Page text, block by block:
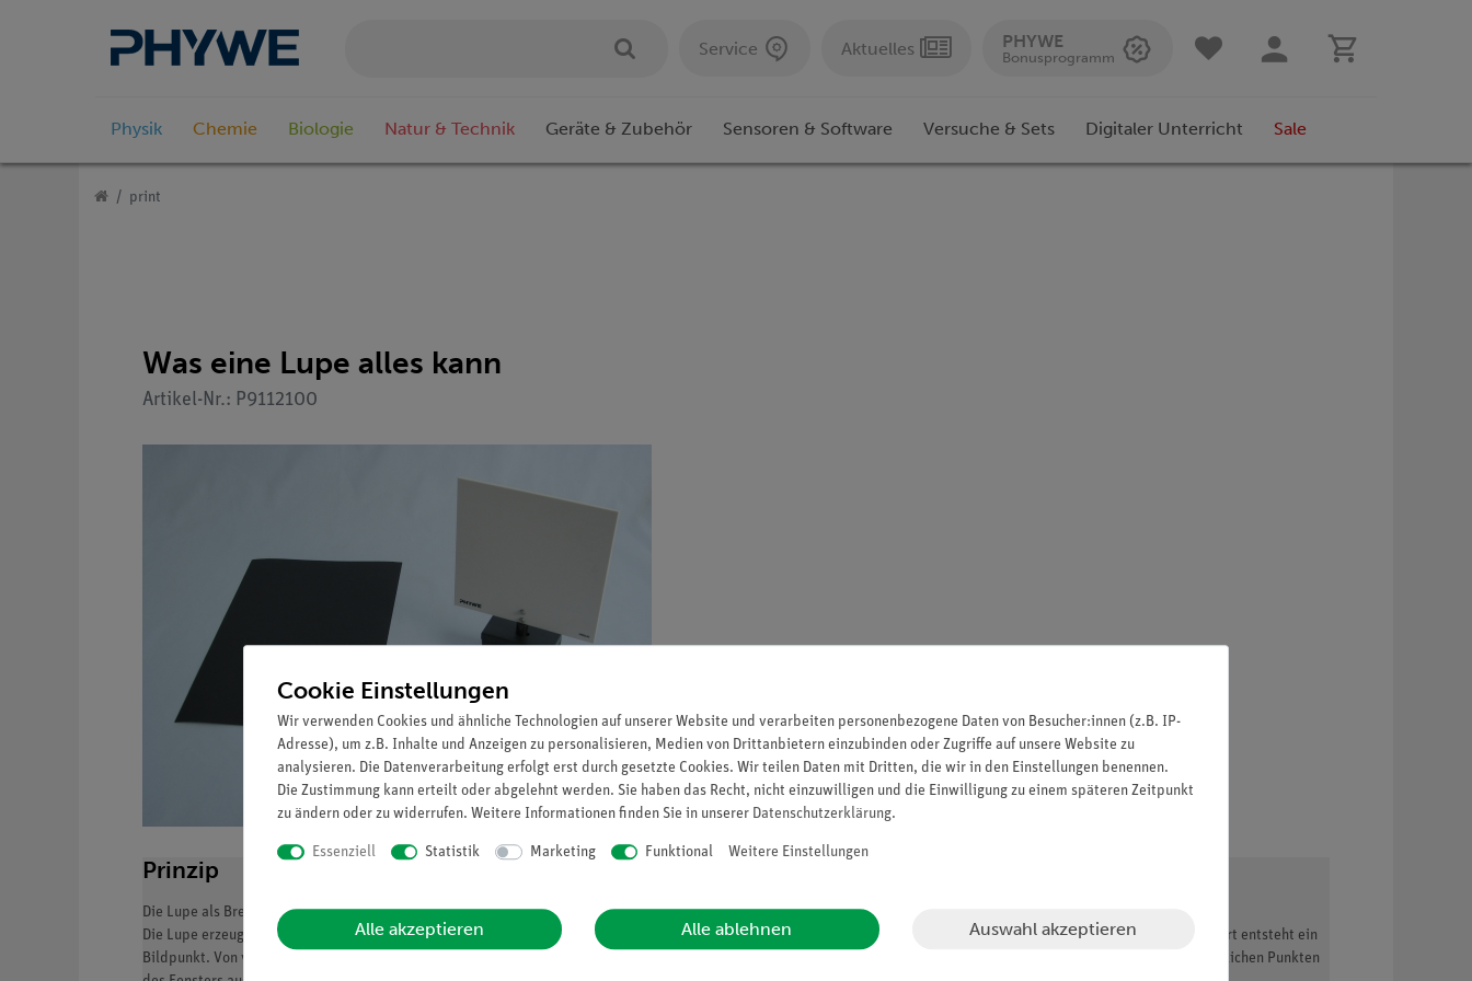
Service Aktuelles PHYWE
Bonusprogramm
Physik Chemie Biologie Natur & Technik Geräte & Zubehör Sensoren & Software Versuche & Sets Digitaler Unterricht Sale
print
Was eine Lupe alles kann
Artikel-Nr.: P9112100
Prinzip
Die Lupe als Brennglas: Die Lupe sammelt die parallelen Lichtstrahlen der Sonne in einem Punkt, dem sogenannten Brennpunkt.
Die Lupe erzeugt Bilder: Die Lichtstrahlen, die von einem Punkt des Fensters aus auf die Lupe treffen, werden von der Linse gebrochen und auf dem Schirm gesammelt. Dort entsteht ein
Bildpunkt. Von vielen Punkten des Fensters entstehen viele Bildpunkte und damit ein Bild von dem Fenster. Dabei überkreuzen sich die Strahlen, die von den unterschiedlichen Punkten
Cookie Einstellungen
Wir verwenden Cookies und ähnliche Technologien auf unserer Website und verarbeiten personenbezogene Daten von Besucher:innen (z.B. IP-
Adresse), um z.B. Inhalte und Anzeigen zu personalisieren, Medien von Drittanbietern einzubinden oder Zugriffe auf unsere Website zu
analysieren. Die Datenverarbeitung erfolgt erst durch gesetzte Cookies. Wir teilen Daten mit Dritten, die wir in den Einstellungen benennen.
Die Zustimmung kann erteilt oder abgelehnt werden. Sie haben das Recht, nicht einzuwilligen und die Einwilligung zu einem späteren Zeitpunkt
zu ändern oder zu widerrufen. Weitere Informationen finden Sie in unserer Daten­schutz­erklärung.
Essenziell Statistik Marketing Funktional Weitere Einstellungen
Alle akzeptieren Alle ablehnen Auswahl akzeptieren